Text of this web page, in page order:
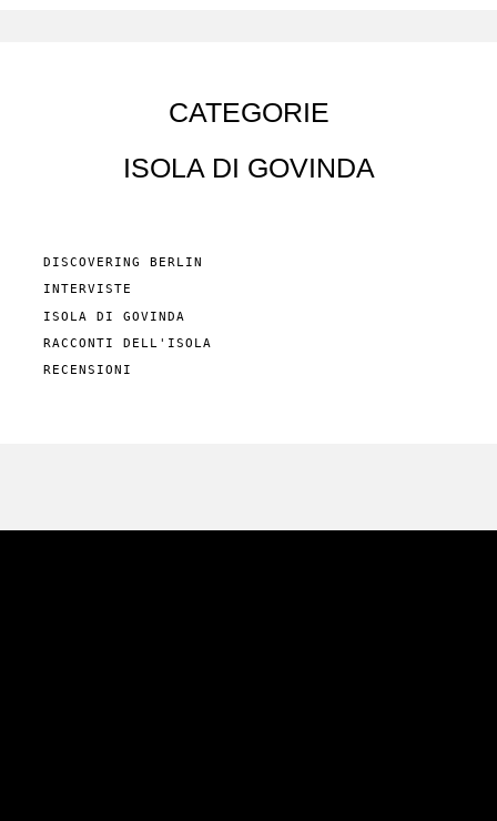
CATEGORIE
ISOLA DI GOVINDA
DISCOVERING BERLIN
INTERVISTE
ISOLA DI GOVINDA
RACCONTI DELL'ISOLA
RECENSIONI